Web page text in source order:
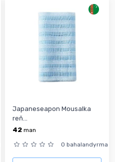
Japaneseapon Mousalka
reň...
42 man
0 bahalandyrma